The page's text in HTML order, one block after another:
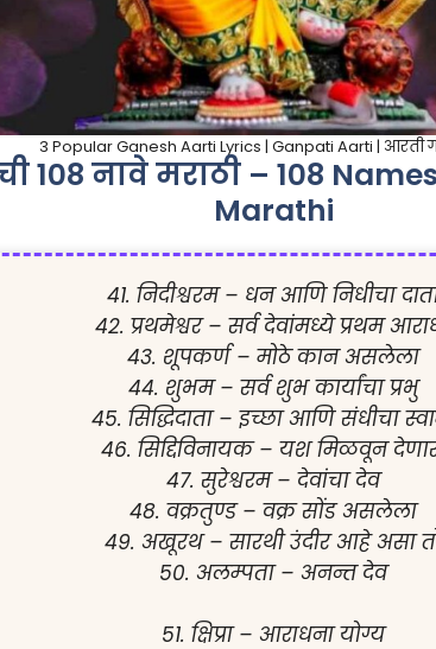
3 Popular Ganesh Aarti Lyrics | Ganpati Aarti | आरती
108 नावे मराठी – 108
Marathi
41. निदीश्वरम – धन आणि निधीचा
42. प्रथमेश्वर – सर्व देवांमध्ये प्रथम
43. शूपकर्ण – मोठे कान असलेला
44. शुभम – सर्व शुभ कार्यांचा प्रभु
45. सिद्धिदाता – इच्छा आणि संधीचा
46. सिद्दिविनायक – यश मिळवून
47. सुरेश्वरम – देवांचा देव
48. वक्रतुण्ड – वक्र सोंड असलेला
49. अखूरथ – सारथी उंदीर आहे असा
50. अलम्पता – अनन्त देव
51. क्षिप्रा – आराधना योग्य